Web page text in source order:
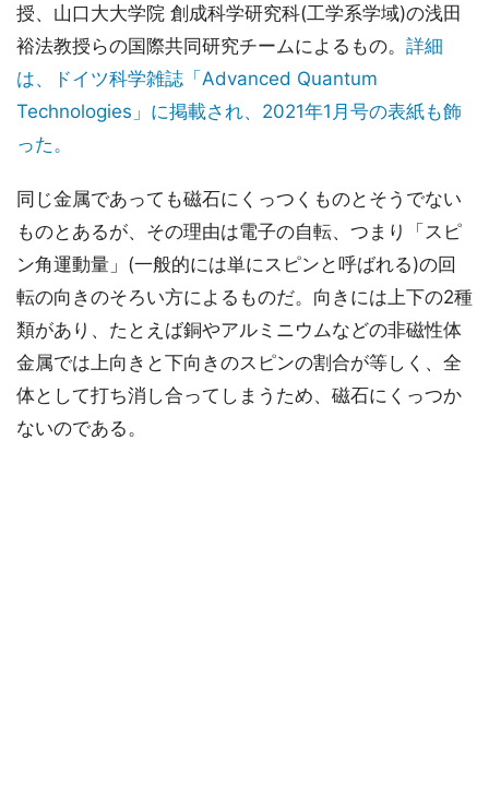
授、山口大大学院 創成科学研究科(工学系学域)の浅田
裕法教授らの国際共同研究チームによるもの。 詳細
は、ドイツ科学雑誌「Advanced Quantum
Technologies」に掲載され、2021年1月号の表紙も飾
った。
同じ金属であっても磁石にくっつくものとそうでない
ものとあるが、その理由は電子の自転、つまり「スピ
ン角運動量」(一般的には単にスピンと呼ばれる)の回
転の向きのそろい方によるものだ。向きには上下の2種
類があり、たとえば銅やアルミニウムなどの非磁性体
金属では上向きと下向きのスピンの割合が等しく、全
体として打ち消し合ってしまうため、磁石にくっつか
ないのである。